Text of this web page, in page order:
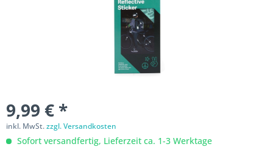
9,99 € *
inkl. MwSt.zzgl. Versandkosten
Sofort versandfertig, Lieferzeit ca. 1-3 Werktage